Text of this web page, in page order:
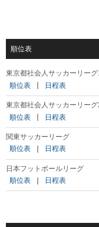
順位表
東京都社会人サッカーリー
順位表
日程表
東京都社会人サッカーリー
順位表
日程表
関東サッカーリーグ
順位表
日程表
日本フットボールリーグ
順位表
日程表